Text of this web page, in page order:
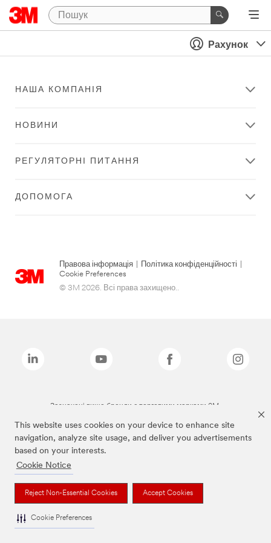
This website uses cookies on your device to enhance site
navigation, analyze site usage, and deliver you advertisements
based on your interests.
Cookie Notice
Reject Non-Essential Cookies Accept Cookies
Cookie Preferences
Рахунок
НАША КОМПАНІЯ
НОВИНИ
РЕГУЛЯТОРНІ ПИТАННЯ
ДОПОМОГА
Правова інформація Політика конфіденційності
Cookie Preferences
© 3M 2026. Всі права захищено..
Зазначені вище бренди є торговими марками 3M.